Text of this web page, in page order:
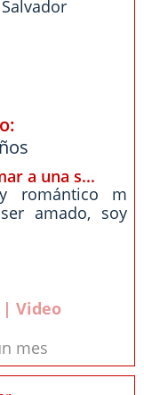
a una s...
romántico m
amado, soy
Video
mes